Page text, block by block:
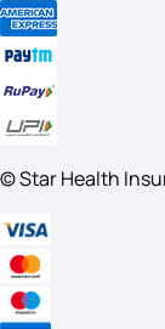
© Star Health